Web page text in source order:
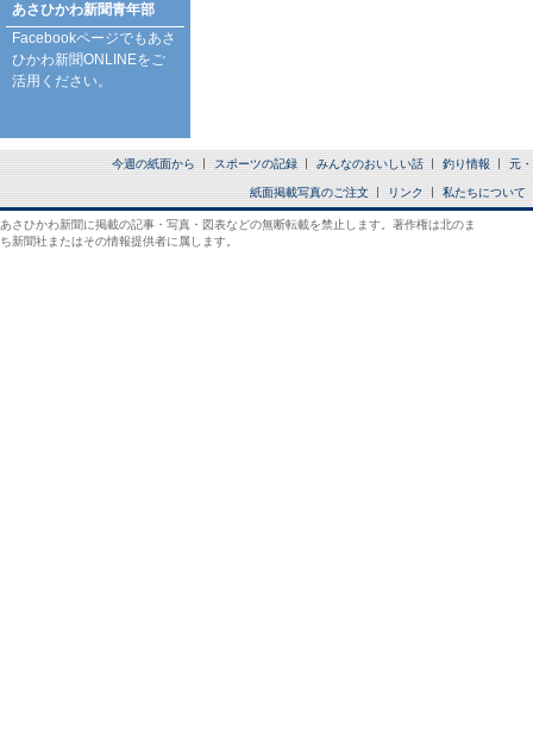
あさひかわ新聞青年部
Facebookページでもあさ
ひかわ新聞ONLINEをご
活用ください。
今週の紙面から スポーツの記録 みんなのおいしい話 釣り情報 元
紙面掲載写真のご注文 リンク 私たちについて
あさひかわ新聞に掲載の記事・写真・図表などの無断転載を禁止します。著作権は北のま
ち新聞社またはその情報提供者に属します。